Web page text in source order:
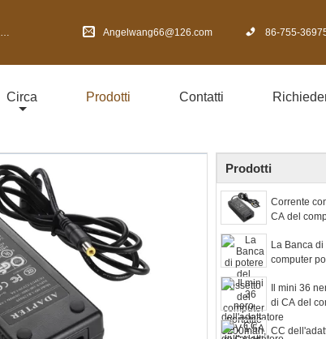
Angelwang66@126.com 86-755-
Circa Prodotti Contatti
Prodotti
Corrente
CA del
tavolino
La Banca di
computer
bestiame
Il mini 36
di CA del
CC